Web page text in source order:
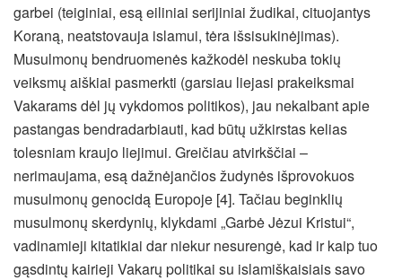
garbei (teiginiai, esą eiliniai serijiniai žudikai, cituojantys
Koraną, neatstovauja islamui, tėra išsisukinėjimas).
Musulmonų bendruomenės kažkodėl neskuba tokių
veiksmų aiškiai pasmerkti (garsiau liejasi prakeiksmai
Vakarams dėl jų vykdomos politikos), jau nekalbant apie
pastangas bendradarbiauti, kad būtų užkirstas kelias
tolesniam kraujo liejimui. Greičiau atvirkščiai –
nerimaujama, esą dažnėjančios žudynės išprovokuos
musulmonų genocidą Europoje [4]. Tačiau beginklių
musulmonų skerdynių, klykdami „Garbė Jėzui Kristui“,
vadinamieji kitatikiai dar niekur nesurengė, kad ir kaip tuo
gąsdintų kairieji Vakarų politikai su islamiškaisiais savo